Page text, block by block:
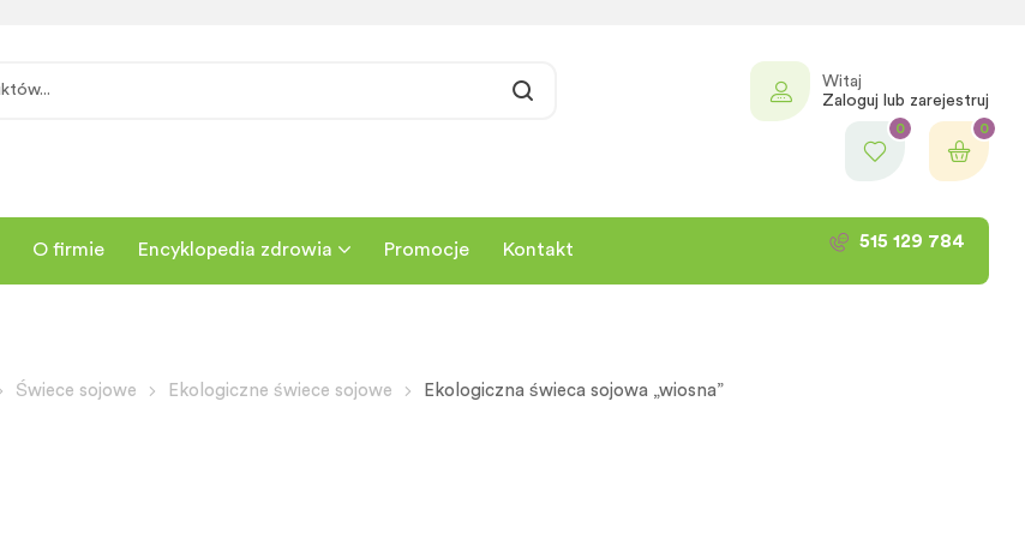
Witaj
Zaloguj lub zarejestruj
0 0
O firmie Encyklopedia zdrowia Promocje Kontakt 515 129 784
Świece sojowe Ekologiczne świece sojowe Ekologiczna świeca sojowa „wiosna”